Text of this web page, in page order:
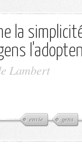
la
Lambert
envie gens